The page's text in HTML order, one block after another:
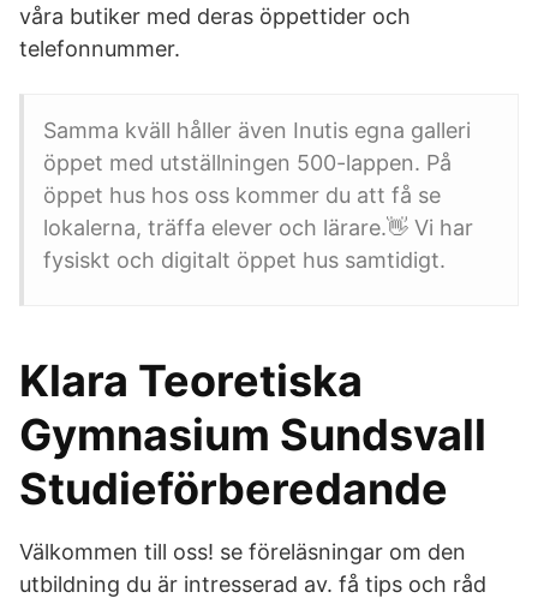
våra butiker med deras öppettider och
telefonnummer.
Samma kväll håller även Inutis egna galleri
öppet med utställningen 500-lappen. På
öppet hus hos oss kommer du att få se
lokalerna, träffa elever och lärare.👋 Vi har
fysiskt och digitalt öppet hus samtidigt.
Klara Teoretiska
Gymnasium Sundsvall
Studieförberedande
Välkommen till oss! se föreläsningar om den
utbildning du är intresserad av. få tips och råd